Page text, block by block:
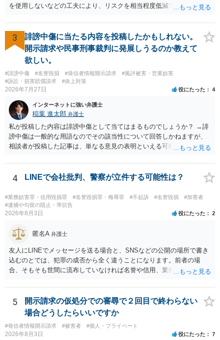
を使用しないなどの工夫により、リスクを相当程度低減できる設計に
推測できる」という点は、裁判で争われた場合に「専ら顧客吸引力の
利用を目的とする」と判断される余地を残すため、一定の注意が必要
です。 また、広告収益の有無は、侵害判断に一定の影響を与える可能
性がありますが、決定的要因ではありません。 パブリシティ権侵害の
成否は、主に「専ら顧客吸引力の利用を目的とするか」という点で判
断されます。広告収益があることは「商業的目的」を強く示す要素で
すが、それだけで直ちに侵害となるわけではありません。完全無償・
非営利であれば「表現の自由」「創作物」としての側面が強く評価さ
れる可能性があります。一方、広告収益がある場合は「商業利用」と
しての色彩が強まり、リスクが高まる可能性があります。 公開前に変
更・確認しておく事項については、公開の場でアドバイスするにも限
界があるかと思うので、資料等を持参の上、弁護士に相談されること
も一つかと存じます。
3
誹謗中傷に当たる内容を投稿したかもしれない。
開示請求や民事刑事裁判に発展しうるのか教えて
欲しい。
#誹謗中傷 #名誉毀損 #発信者情報開示請求
#風評被害・営業妨害
#訴訟・損害賠償請求
#炎上対策
2026年7月27日 役にたった 4
インターネットに強い弁護士
稲葉 進太郎 弁護士
私が投稿した内容は誹謗中傷として当てはまるものでしょうか？ →誹
謗中傷は一般的な用語なのでその該当性について回答しかねますが、
相談者が投稿した記事は、単なる意見の表明といえる可能性が高く、
て、開示請求が認められたり、民事裁判や刑事裁判に発展しうるもの
でしょうか？ →権利侵害や、名誉毀損・侮辱に該当する可能性が低い
ため、民事裁判や刑事裁判に発展することはあまり考えられないよう
に思われます。
4 LINEで会社批判、警察が立件する可能性は？
#業務妨害罪・信用毀損罪 #名誉毀損罪・侮辱罪 #不起訴 #名誉毀損
#加害者
#逮捕や勾留の阻止・準抗告
2026年8月3日 役にたった 2
匿名A 弁護士
友人にLINEでメッセージを送る場合と、SNSなどの公開の場所で書き
込むのとでは、犯罪の成否から全く違うことになります。前者の場
合、そもそも世間に流布していなければ名誉や信用、業務にかかる犯
5
開示請求の仮処分での審尋で２回目で終わらない
場合どうしたらいいですか
#発信者情報開示請求 #被害者 #個人・プライベート
2026年8月3日 役にたった 7